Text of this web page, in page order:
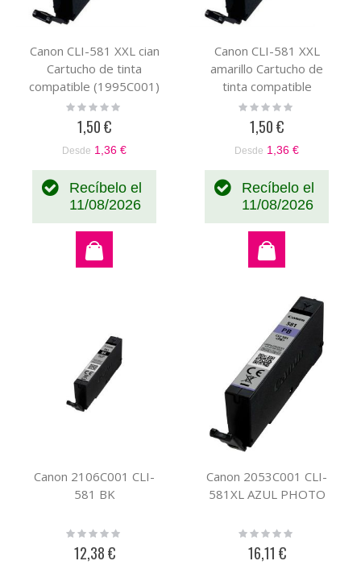
Canon CLI-581 XXL cian
Cartucho de tinta
compatible (1995C001)
Rating:
1,50 €
Desde 1,36 €
Recíbelo el
11/08/2026
Canon CLI-581 XXL
amarillo Cartucho de
tinta compatible
(1997C001)
Rating:
1,50 €
Desde 1,36 €
Recíbelo el
11/08/2026
Canon 2106C001 CLI-
581 BK
Rating:
12,38 €
Canon 2053C001 CLI-
581XL AZUL PHOTO
Rating:
16,11 €